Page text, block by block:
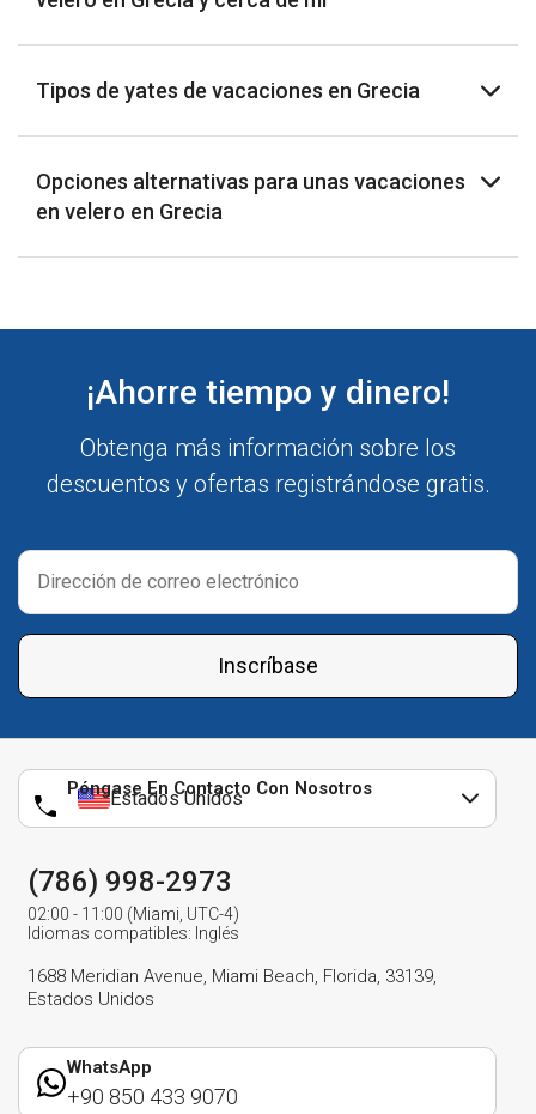
Tipos de yates de vacaciones en Grecia
Opciones alternativas para unas vacaciones
en velero en Grecia
¡Ahorre tiempo y dinero!
Obtenga más información sobre los
descuentos y ofertas registrándose gratis.
Inscríbase
Póngase En Contacto Con Nosotros
Estados Unidos
(786) 998-2973
02:00 - 11:00 (Miami, UTC-4)
Idiomas compatibles: Inglés
1688 Meridian Avenue, Miami Beach, Florida, 33139,
Estados Unidos
WhatsApp
+90 850 433 9070